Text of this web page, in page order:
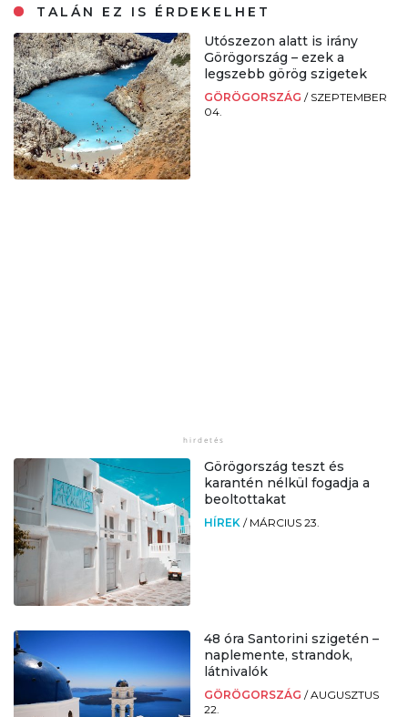
TALÁN EZ IS ÉRDEKELHET
Utószezon alatt is irány
Görögország – ezek a
legszebb görög szigetek
GÖRÖGORSZÁG / SZEPTEMBER
04.
Görögország teszt és
karantén nélkül fogadja a
beoltottakat
HÍREK / MÁRCIUS 23.
48 óra Santorini szigetén –
naplemente, strandok,
látnivalók
GÖRÖGORSZÁG /AUGUSZTUS
22.